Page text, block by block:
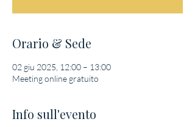
Orario & Sede
02 giu 2025, 12:00 – 13:00
Meeting online gratuito
Info sull'evento